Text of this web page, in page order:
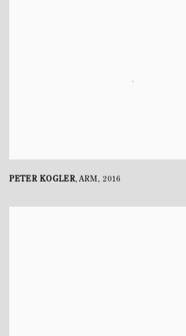
PETER KOGLER, ARM ,2016